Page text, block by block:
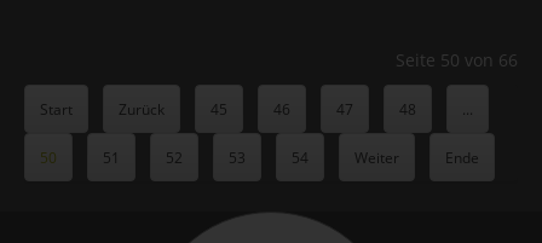
Seite 50 von 66
Start Zurück 45 46 47 48 ...
50 51 52 53 54 Weiter Ende